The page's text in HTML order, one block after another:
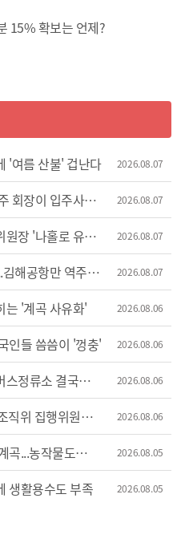
지분 15% 확보는 언제?
'여름 산불' 겁난다 2026.08.07
회장이 입주사
2026.08.07
원장 '나홀로 유럽
2026.08.07
해공항만 역주행
2026.08.07
는 '계곡 사유화' 2026.08.06
인들 씀씀이 '껑충' 2026.08.06
스정류소 결국
2026.08.06
직위 집행위원장
2026.08.06
곡...농작물도
2026.08.05
생활용수도 부족 2026.08.05